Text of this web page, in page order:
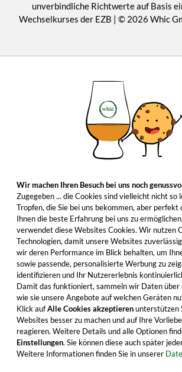
unverbindliche Richtwerte auf Basis
Wechselkurses der EZB | © 2026 Whic
Wir machen Ihren Besuch bei uns noch
Zugegeben ... die Cookies sind vielleicht nicht so
Tropfen, die Sie bei uns bekommen, aber perfekt
Ihnen die beste Erfahrung bei uns zu
verwendet diese Websites Cookies. Wir nutzen
Technologien, damit unsere Websites
wir deren Performance im Blick behalten, um
sowie passende, personalisierte Werbung zu
identifizieren und Ihr Nutzererlebnis
Damit das funktioniert, sammeln wir Daten über
wie sie unsere Angebote auf welchen Geräten
Klick aufAlle Cookies akzeptierenunterstützen
Websites besser zu machen und auf Ihre
reagieren. Weitere Details und alle Optionen
Einstellungen. Sie können diese auch später
Weitere Informationen finden Sie in unserer